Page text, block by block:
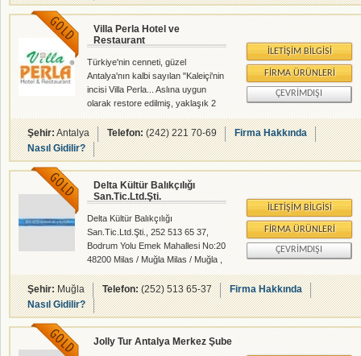
Villa Perla Hotel ve
Restaurant
Türkiye'nin cenneti, güzel
Antalya'nın kalbi sayılan "Kaleiçi'nin
incisi Villa Perla... Aslına uygun
olarak restore edilmiş, yaklaşık 2
asırlık gerçek bir Osmanlı evinde 5
yıldızlı otel konforunu yaşayacak;
dünya kitaplarında Antalya'nın en iyi
restaurantları arasında gösterilen
evimizde, portakal ağaçlarının
altında, Türk, Osmanlı ve
Vejeteryan mutfaklarının
mönülerinden keyifle
İLETIŞIM BILGISI
FIRMA ÜRÜNLERI
ÇEVRIMDIŞI
Şehir:Antalya Telefon:(242) 221 70-69
Firma Hakkında
Nasıl Gidilir?
Delta Kültür Balıkçılığı
San.Tic.Ltd.Şti.
Delta Kültür Balıkçılığı
San.Tic.Ltd.Şti., 252 513 65 37,
Bodrum Yolu Emek Mahallesi No:20
48200 Milas / Muğla Milas / Muğla ,
Balıkçılar - Yem Sanayii - Denizcilik
- rehberalem.com alanlarında faliyet
gösteren firmamızdır.
İLETIŞIM BILGISI
FIRMA ÜRÜNLERI
ÇEVRIMDIŞI
Şehir:Muğla Telefon:(252) 513 65-37
Firma Hakkında
Nasıl Gidilir?
Jolly Tur Antalya Merkez Şube